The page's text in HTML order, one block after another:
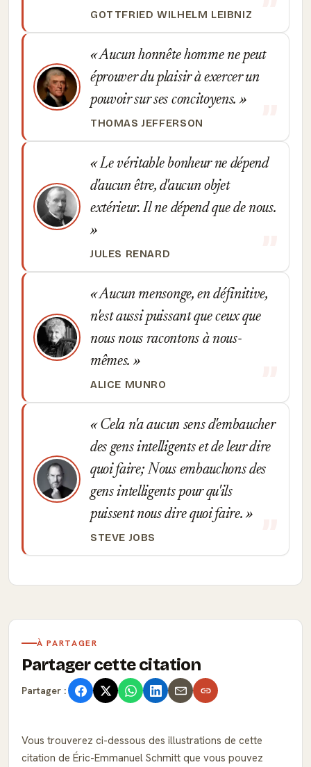
GOTTFRIED WILHELM LEIBNIZ
Aucun honnête homme ne peut
éprouver du plaisir à exercer un
pouvoir sur ses concitoyens.
THOMAS JEFFERSON
Le véritable bonheur ne dépend
d'aucun être, d'aucun objet
extérieur. Il ne dépend que de nous.
JULES RENARD
Aucun mensonge, en définitive,
n'est aussi puissant que ceux que
nous nous racontons à nous-
mêmes.
ALICE MUNRO
Cela n'a aucun sens d'embaucher
des gens intelligents et de leur dire
quoi faire; Nous embauchons des
gens intelligents pour qu'ils
puissent nous dire quoi faire.
STEVE JOBS
À PARTAGER
Partager cette citation
Partager :
Vous trouverez ci-dessous des illustrations de cette
citation de Éric-Emmanuel Schmitt que vous pouvez